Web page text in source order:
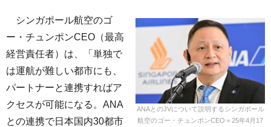
ANAとのJVについて説明するシンガポール
航空のゴー・チュンポンCEO＝25年4月17
シンガポール航空のゴ
ー・チュンポンCEO（最高
経営責任者）は、「単独で
は運航が難しい都市にも、
パートナーと連携すればア
クセスが可能になる。ANA
との連携で日本国内30都市